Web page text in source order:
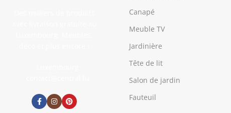
Canapé
Meuble TV
Jardinière
Tête de lit
Salon de jardin
Fauteuil